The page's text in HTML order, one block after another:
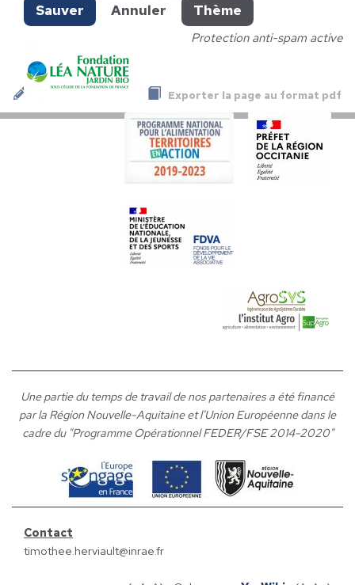
Sauver Annuler Thème
Protection anti-spam active
Exporter la page au format pdf
Une partie du temps de travail de nos partenaires a été financé
par la Région Nouvelle-Aquitaine et l'Union Européenne dans le
cadre du "Programme Opérationnel FEDER/FSE 2014-2020"
Contact
timothee.herviault@inrae.fr